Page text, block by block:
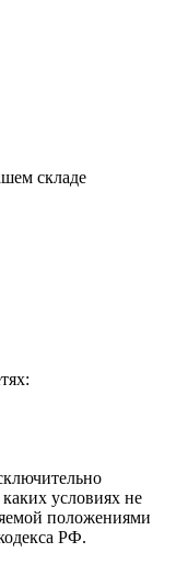
складе
условиях не
положениями
РФ.